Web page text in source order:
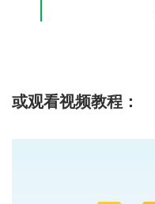
或观看视频教程：